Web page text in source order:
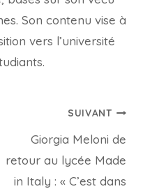
Son contenu vise à
vers l’université
SUIVANT
Giorgia Meloni de
retour au lycée Made
in Italy : « C’est dans